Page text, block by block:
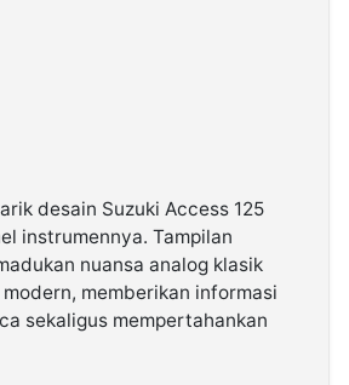
desain Suzuki Access 125
instrumennya. Tampilan
nuansa analog klasik
memberikan informasi
sekaligus mempertahankan